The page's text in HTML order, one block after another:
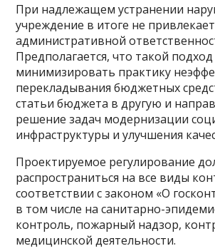
При надлежащем устранении
учреждение в итоге не
административной
Предполагается, что такой
минимизировать практику
перекладывания бюджетных
статьи бюджета в другую и
решение задач модернизации
инфраструктуры и улучшения
Проектируемое регулирование
распространиться на все виды
соответствии с законом «О
в том числе на санитарно-
контроль, пожарный надзор,
медицинской деятельности.